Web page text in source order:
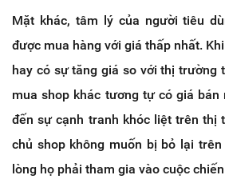
Mặt khác, tâm lý của người tiêu
được mua hàng với giá thấp nhất.
hay có sự tăng giá so với thị trường
mua shop khác tương tự có giá
đến sự cạnh tranh khóc liệt trên thị
chủ shop không muốn bị bỏ lại trên
lòng họ phải tham gia vào cuộc